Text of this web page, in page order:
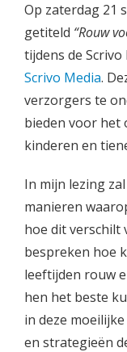
Op zaterdag 21
getiteld “Rouw
tijdens de
Scrivo Media.
verzorgers te
bieden voor het
kinderen en
In mijn lezing
manieren
hoe dit verschilt
bespreken hoe
leeftijden rouw
hen het beste
in deze
en strategieën